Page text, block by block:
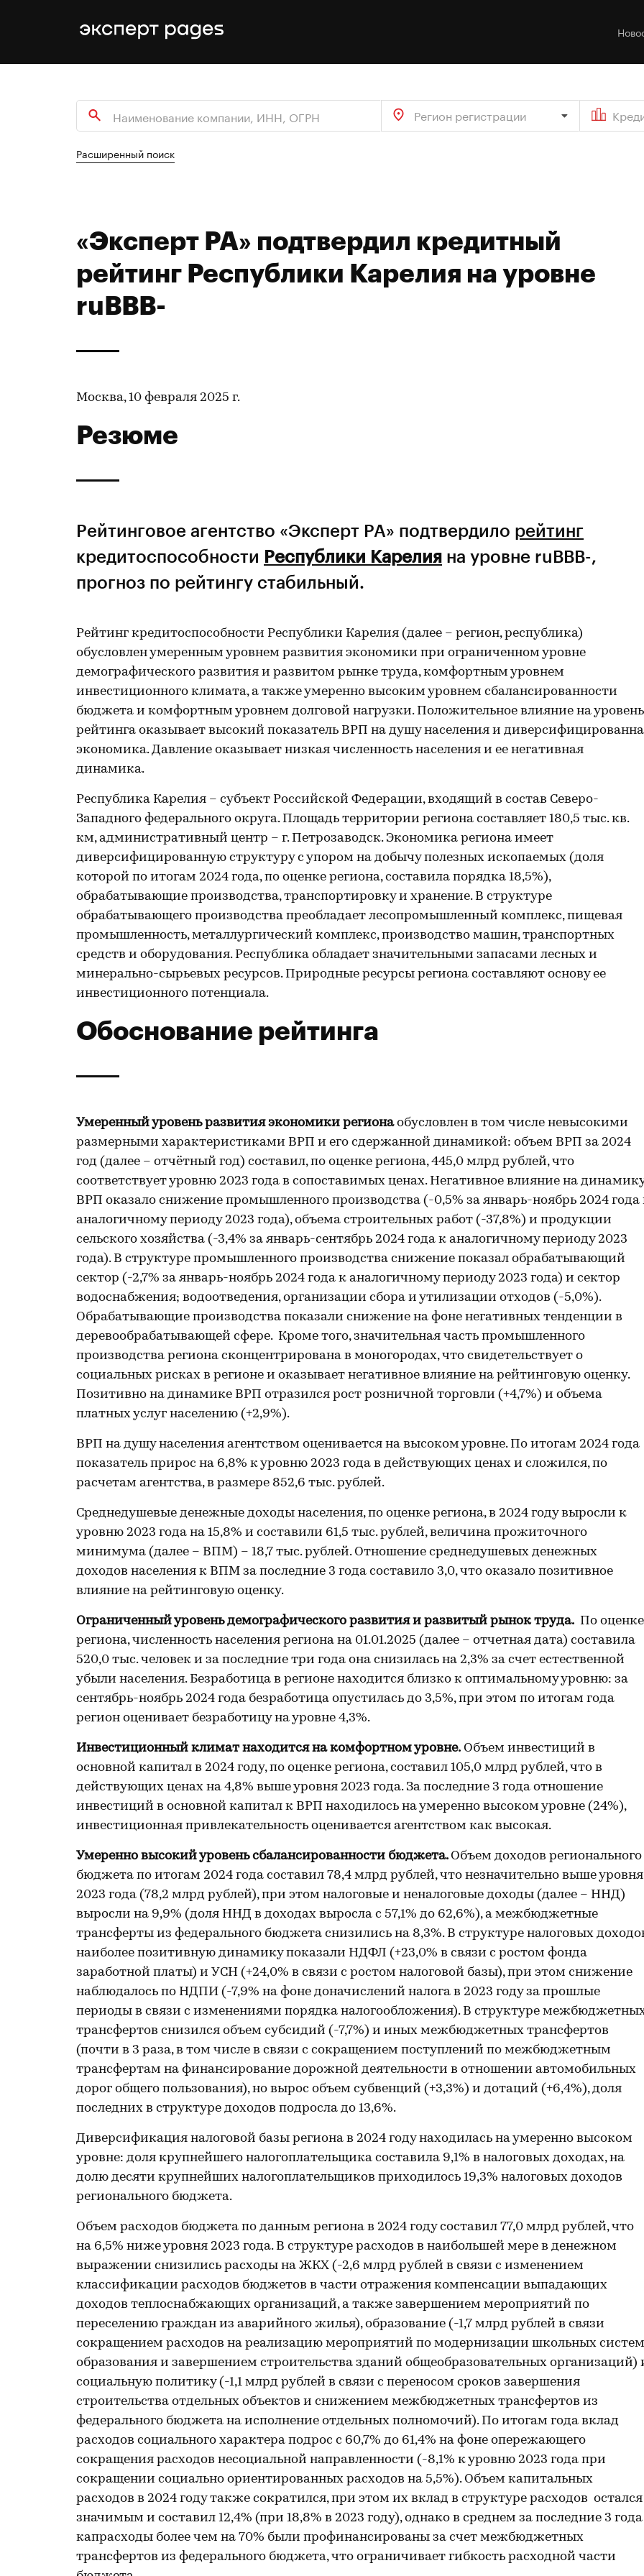
Регион регистрации
Расширенный поиск
«Эксперт РА» подтвердил кредитный
рейтинг Республики Карелия на уровне
ruВВВ-
Москва, 10 февраля 2025 г.
Резюме
Рейтинговое агентство «Эксперт РА» подтвердило рейтинг
кредитоспособности Республики Карелия на уровне ruВВВ-,
прогноз по рейтингу стабильный.
Рейтинг кредитоспособности Республики Карелия (далее – регион, республика)
обусловлен умеренным уровнем развития экономики при ограниченном уровне
демографического развития и развитом рынке труда, комфортным уровнем
инвестиционного климата, а также умеренно высоким уровнем сбалансированности
бюджета и комфортным уровнем долговой нагрузки. Положительное влияние на уровень
рейтинга оказывает высокий показатель ВРП на душу населения и
экономика. Давление оказывает низкая численность населения и ее негативная
динамика.
Республика Карелия – субъект Российской Федерации, входящий в состав Северо-
Западного федерального округа. Площадь территории региона составляет 180,5 тыс. кв.
км, административный центр – г. Петрозаводск. Экономика региона имеет
диверсифицированную структуру с упором на добычу полезных ископаемых (доля
которой по итогам 2024 года, по оценке региона, составила порядка 18,5%),
обрабатывающие производства, транспортировку и хранение. В структуре
обрабатывающего производства преобладает лесопромышленный комплекс, пищевая
промышленность, металлургический комплекс, производство машин, транспортных
средств и оборудования. Республика обладает значительными запасами лесных и
минерально-сырьевых ресурсов. Природные ресурсы региона составляют основу ее
инвестиционного потенциала.
Обоснование рейтинга
Умеренный уровень развития экономики регионаобусловлен в том числе невысокими
размерными характеристиками ВРП и его сдержанной динамикой: объем ВРП за 2024
год (далее – отчётный год) составил, по оценке региона, 445,0 млрд рублей, что
соответствует уровню 2023 года в сопоставимых ценах. Негативное влияние на
ВРП оказало снижение промышленного производства (-0,5% за январь-ноябрь 2024 года
аналогичному периоду 2023 года), объема строительных работ (-37,8%) и продукции
сельского хозяйства (-3,4% за январь-сентябрь 2024 года к аналогичному периоду 2023
года). В структуре промышленного производства снижение показал обрабатывающий
сектор (-2,7% за январь-ноябрь 2024 года к аналогичному периоду 2023 года) и сектор
водоснабжения; водоотведения, организации сбора и утилизации отходов (-5,0%).
Обрабатывающие производства показали снижение на фоне негативных тенденции в
деревообрабатывающей сфере. Кроме того, значительная часть промышленного
производства региона сконцентрирована в моногородах, что свидетельствует о
социальных рисках в регионе и оказывает негативное влияние на рейтинговую оценку.
Позитивно на динамике ВРП отразился рост розничной торговли (+4,7%) и объема
платных услуг населению (+2,9%).
ВРП на душу населения агентством оценивается на высоком уровне. По итогам 2024 года
показатель прирос на 6,8% к уровню 2023 года в действующих ценах и сложился, по
расчетам агентства, в размере 852,6 тыс. рублей.
Среднедушевые денежные доходы населения, по оценке региона, в 2024 году выросли к
уровню 2023 года на 15,8% и составили 61,5 тыс. рублей, величина прожиточного
минимума (далее – ВПМ) – 18,7 тыс. рублей. Отношение среднедушевых денежных
доходов населения к ВПМ за последние 3 года составило 3,0, что оказало позитивное
влияние на рейтинговую оценку.
Ограниченный уровень демографического развития и развитый рынок труда. По оценке
региона, численность населения региона на 01.01.2025 (далее – отчетная дата) составила
520,0 тыс. человек и за последние три года она снизилась на 2,3% за счет естественной
убыли населения. Безработица в регионе находится близко к оптимальному уровню: за
сентябрь-ноябрь 2024 года безработица опустилась до 3,5%, при этом по итогам года
регион оценивает безработицу на уровне 4,3%.
Инвестиционный климат находится на комфортном уровне. Объем инвестиций в
основной капитал в 2024 году, по оценке региона, составил 105,0 млрд рублей, что в
действующих ценах на 4,8% выше уровня 2023 года. За последние 3 года отношение
инвестиций в основной капитал к ВРП находилось на умеренно высоком уровне (24%),
инвестиционная привлекательность оценивается агентством как высокая.
Умеренно высокий уровень сбалансированности бюджета. Объем доходов регионального
бюджета по итогам 2024 года составил 78,4 млрд рублей, что незначительно выше уровня
2023 года (78,2 млрд рублей), при этом налоговые и неналоговые доходы (далее – ННД)
выросли на 9,9% (доля ННД в доходах выросла с 57,1% до 62,6%), а межбюджетные
трансферты из федерального бюджета снизились на 8,3%. В структуре налоговых
наиболее позитивную динамику показали НДФЛ (+23,0% в связи с ростом фонда
заработной платы) и УСН (+24,0% в связи с ростом налоговой базы), при этом снижение
наблюдалось по НДПИ (-7,9% на фоне доначислений налога в 2023 году за прошлые
периоды в связи с изменениями порядка налогообложения). В структуре
трансфертов снизился объем субсидий (-7,7%) и иных межбюджетных трансфертов
(почти в 3 раза, в том числе в связи с сокращением поступлений по межбюджетным
трансфертам на финансирование дорожной деятельности в отношении автомобильных
дорог общего пользования), но вырос объем субвенций (+3,3%) и дотаций (+6,4%), доля
последних в структуре доходов подросла до 13,6%.
Диверсификация налоговой базы региона в 2024 году находилась на умеренно высоком
уровне: доля крупнейшего налогоплательщика составила 9,1% в налоговых доходах, на
долю десяти крупнейших налогоплательщиков приходилось 19,3% налоговых доходов
регионального бюджета.
Объем расходов бюджета по данным региона в 2024 году составил 77,0 млрд рублей, что
на 6,5% ниже уровня 2023 года. В структуре расходов в наибольшей мере в денежном
выражении снизились расходы на ЖКХ (-2,6 млрд рублей в связи с изменением
классификации расходов бюджетов в части отражения компенсации выпадающих
доходов теплоснабжающих организаций, а также завершением мероприятий по
переселению граждан из аварийного жилья), образование (-1,7 млрд рублей в связи
сокращением расходов на реализацию мероприятий по модернизации школьных систем
образования и завершением строительства зданий общеобразовательных организаций)
социальную политику (-1,1 млрд рублей в связи с переносом сроков завершения
строительства отдельных объектов и снижением межбюджетных трансфертов из
федерального бюджета на исполнение отдельных полномочий). По итогам года вклад
расходов социального характера подрос с 60,7% до 61,4% на фоне опережающего
сокращения расходов несоциальной направленности (-8,1% к уровню 2023 года при
сокращении социально ориентированных расходов на 5,5%). Объем капитальных
расходов в 2024 году также сократился, при этом их вклад в структуре расходов остался
значимым и составил 12,4% (при 18,8% в 2023 году), однако в среднем за последние 3 года
капрасходы более чем на 70% были профинансированы за счет межбюджетных
трансфертов из федерального бюджета, что ограничивает гибкость расходной части